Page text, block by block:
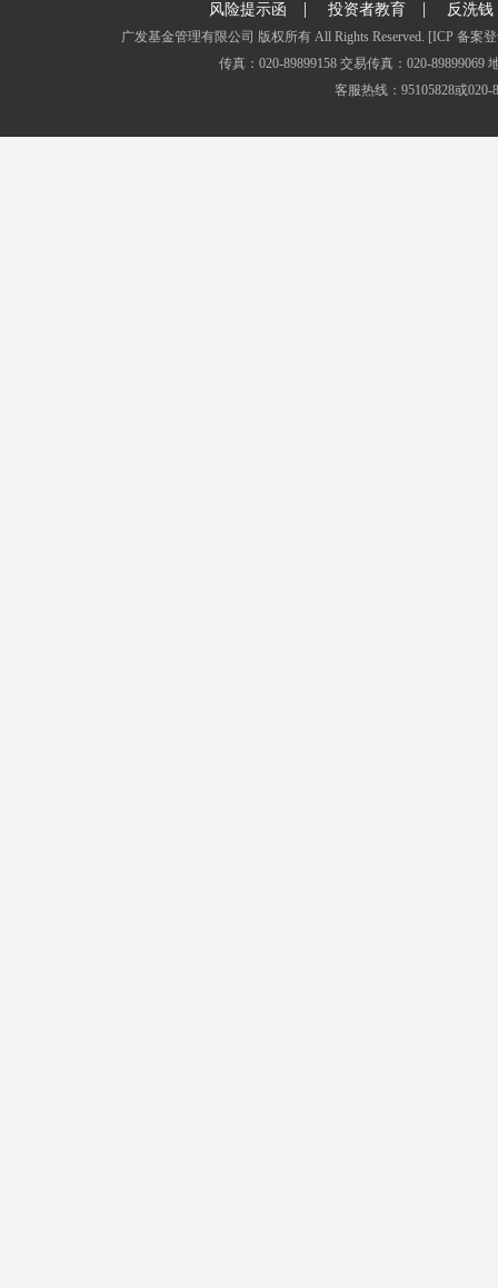
风险提示函 | 投资者教育 | 反洗钱
广发基金管理有限公司 版权所有 All Rights Reserved. [ICP 备案
传真：020-89899158 交易传真：020-
客服热线：95105828或020-